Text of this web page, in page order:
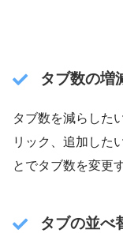
タブ数の増
タブ数を減らした
リック、追加した
とでタブ数を変更
タブの並べ